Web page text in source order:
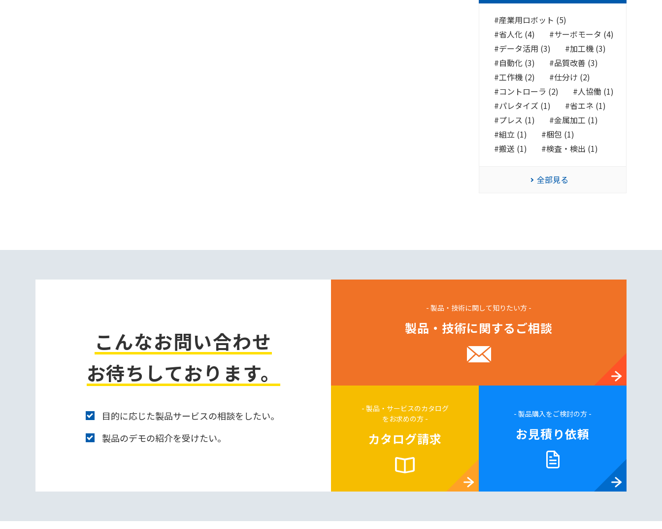
産業用ロボット (5)
省人化 (4)
サーボモータ (4)
データ活用 (3)
加工機 (3)
自動化 (3)
品質改善 (3)
工作機 (2)
仕分け (2)
コントローラ (2)
人協働 (1)
パレタイズ (1)
省エネ (1)
プレス (1)
金属加工 (1)
組立 (1)
梱包 (1)
搬送 (1)
検査・検出 (1)
全部見る
こんなお問い合わせ
お待ちしております。
目的に応じた製品サービスの相談をしたい。
製品のデモの紹介を受けたい。
- 製品・技術に関して知りたい方 -
製品・技術に関するご相談
- 製品・サービスのカタログ
をお求めの方 -
カタログ請求
- 製品購入をご検討の方 -
お見積り依頼